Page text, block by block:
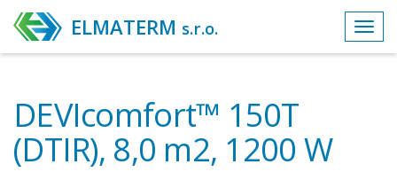
ELMATERM s.r.o.
DEVIcomfort™ 150T
(DTIR), 8,0 m2, 1200 W